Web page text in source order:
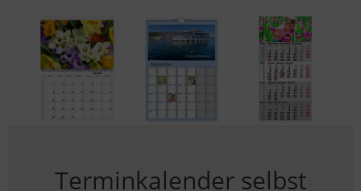
Terminkalender selbst